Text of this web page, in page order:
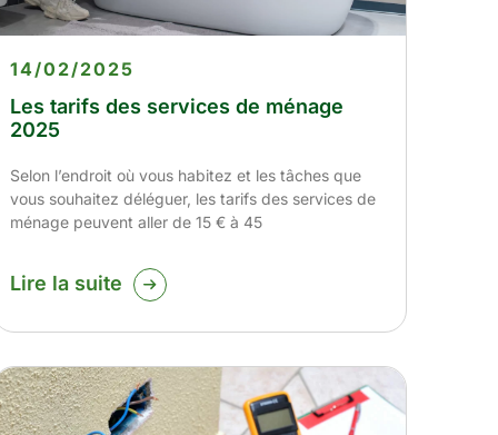
Les tarifs des services de ménage
2025
14/02/2025
Selon l’endroit où vous habitez et les tâches que
vous souhaitez déléguer, les tarifs des services de
ménage peuvent aller de 15 € à 45
Lire la suite